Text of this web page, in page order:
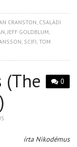
CRANSTON CSALÁDI
JEFF GOLDBLUM
SCIFI ,TOM
0
(The
írta Nikodémus